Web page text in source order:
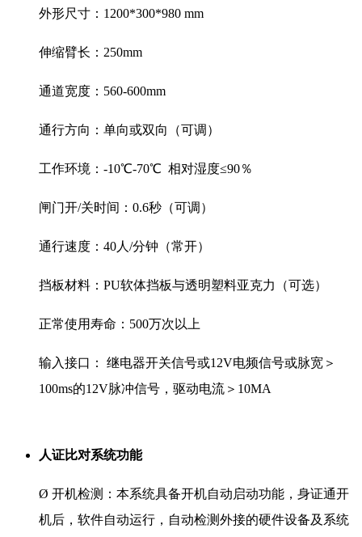
外形尺寸：1200*300*980 mm
伸缩臂长：250mm
通道宽度：560-600mm
通行方向：单向或双向（可调）
工作环境：-10℃-70℃ 相对湿度≤90％
闸门开/关时间：0.6秒（可调）
通行速度：40人/分钟（常开）
挡板材料：PU软体挡板与透明塑料亚克力（可选）
正常使用寿命：500万次以上
输入接口： 继电器开关信号或12V电频信号或脉宽＞
100ms的12V脉冲信号，驱动电流＞10MA
人证比对系统功能
Ø 开机检测：本系统具备开机自动启动功能，身证通开
机后，软件自动运行，自动检测外接的硬件设备及系统